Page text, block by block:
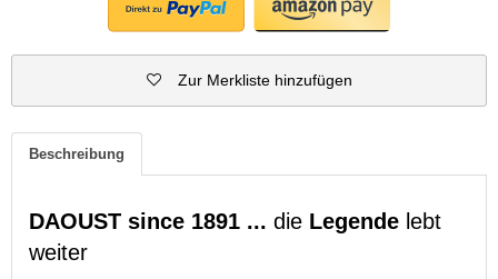
Zur Merkliste hinzufügen
Beschreibung
DAOUST since 1891 ... die Legende lebt
weiter